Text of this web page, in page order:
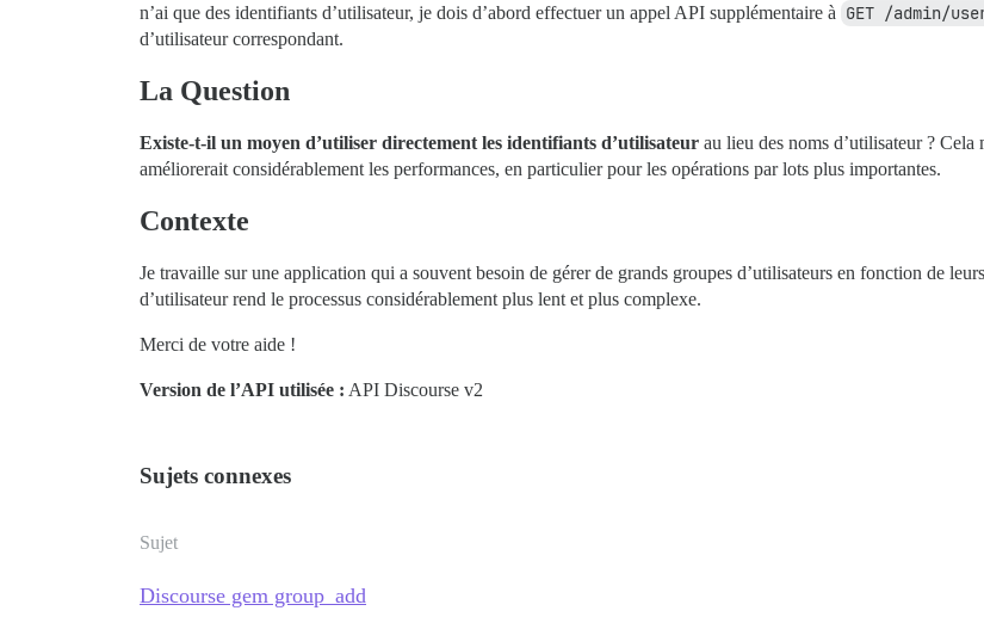
n’ai que des identifiants d’utilisateur, je dois d’abord effectuer un appel API supplémentaire à GET /admin/
d’utilisateur correspondant.
La Question
Existe-t-il un moyen d’utiliser directement les identifiants d’utilisateur au lieu des noms d’utilisateur ?
améliorerait considérablement les performances, en particulier pour les opérations par lots plus importantes.
Contexte
Je travaille sur une application qui a souvent besoin de gérer de grands groupes d’utilisateurs en fonction de
d’utilisateur rend le processus considérablement plus lent et plus complexe.
Merci de votre aide !
Version de l’API utilisée : API Discourse v2
Sujets connexes
Sujet
Discourse gem group_add